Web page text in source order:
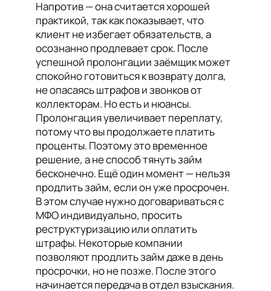
Напротив — она считается хорошей
практикой, так как показывает, что
клиент не избегает обязательств, а
осознанно продлевает срок. После
успешной пролонгации заёмщик может
спокойно готовиться к возврату долга,
не опасаясь штрафов и звонков от
коллекторам. Но есть и нюансы.
Пролонгация увеличивает переплату,
потому что вы продолжаете платить
проценты. Поэтому это временное
решение, а не способ тянуть займ
бесконечно. Ещё один момент — нельзя
продлить займ, если он уже просрочен.
В этом случае нужно договариваться с
МФО индивидуально, просить
реструктуризацию или оплатить
штрафы. Некоторые компании
позволяют продлить займ даже в день
просрочки, но не позже. После этого
начинается передача в отдел взыскания.